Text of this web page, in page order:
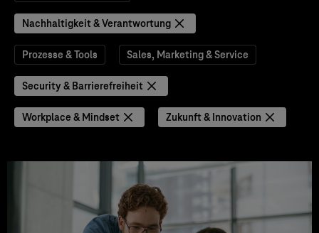
Nachhaltigkeit & Verantwortung
Prozesse & Tools Sales, Marketing & Service
Security & Barrierefreiheit
Workplace & Mindset Zukunft & Innovation